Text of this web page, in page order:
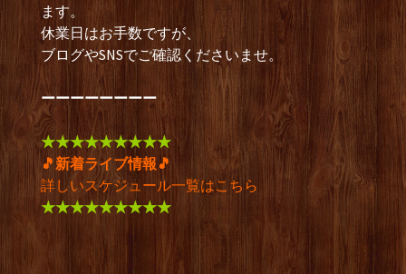
ます。
休業日はお手数ですが、
ブログやSNSでご確認くださいませ。
ーーーーーーーー
★★★★★★★★★
🎵新着ライブ情報🎵
詳しいスケジュール一覧はこちら
★★★★★★★★★